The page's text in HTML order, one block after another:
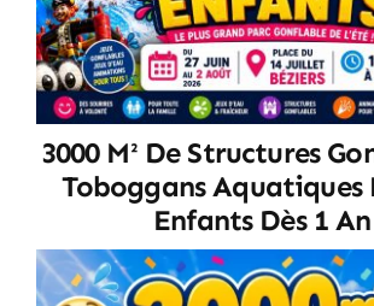
3000 M² De Structures
Toboggans Aquatiques
Enfants Dès 1